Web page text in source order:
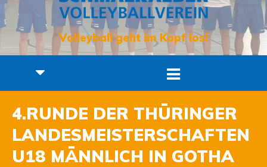
Volleyball geht im Kopf los!
4.RUNDE DER THÜRINGER
LANDESMEISTERSCHAFTEN
U18 MÄNNLICH IN GOTHA